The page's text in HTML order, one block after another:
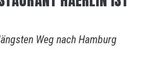
Weg nach Hamburg